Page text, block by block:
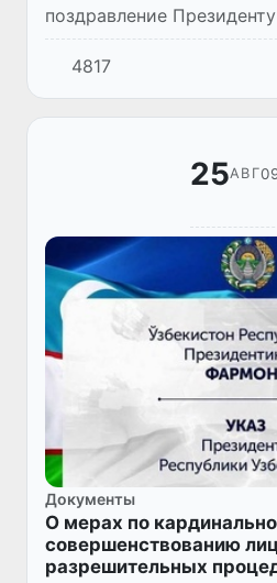
поздравление
Альберто Лакалье Поу в
независимости страны.
4817
25АВГ
Документы
О мерах по
совершенствованию
разрешительных